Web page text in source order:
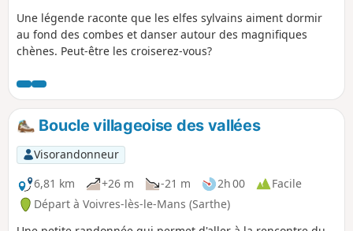
Une légende raconte que les elfes sylvains aiment dormir
au fond des combes et danser autour des magnifiques
chènes. Peut-être les croiserez-vous?
Boucle villageoise des vallées
Visorandonneur
6,81 km
+26 m -21 m 2h 00
Facile
Départ à Voivres-lès-le-Mans (Sarthe)